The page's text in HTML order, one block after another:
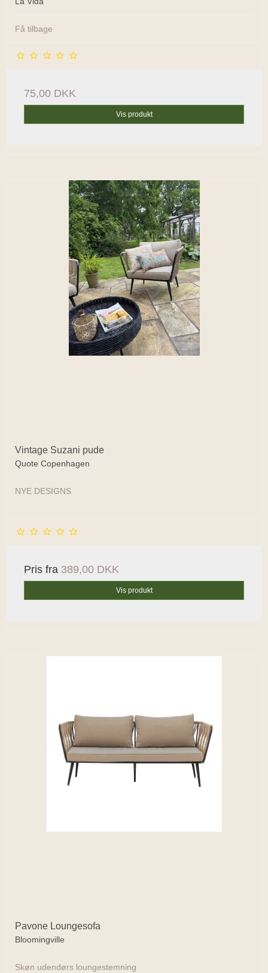
Få tilbage
75,00 DKK
Vis produkt
Vintage Suzani pude
Quote Copenhagen
NYE DESIGNS
Pris fra 389,00 DKK
Vis produkt
Pavone Loungesofa
Bloomingville
Skøn udendørs loungestemning